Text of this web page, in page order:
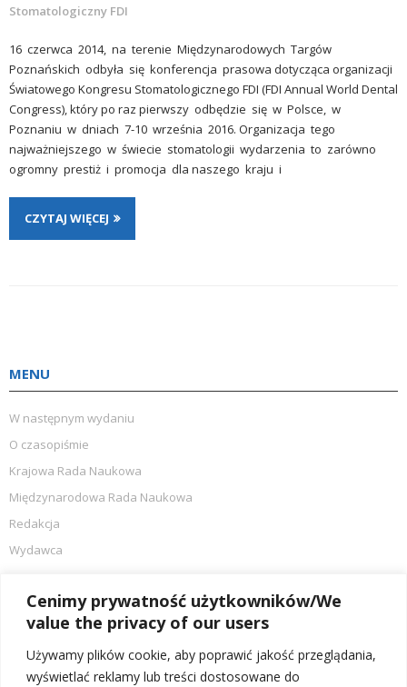
Cenimy prywatność użytkowników/We
value the privacy of our users
Używamy plików cookie, aby poprawić jakość przeglądania,
wyświetlać reklamy lub treści dostosowane do
Stomatologiczny FDI
16 czerwca 2014, na terenie Międzynarodowych Targów
Poznańskich odbyła się konferencja prasowa dotycząca organizacji
Światowego Kongresu Stomatologicznego FDI (FDI Annual World Dental
Congress), który po raz pierwszy odbędzie się w Polsce, w
Poznaniu w dniach 7-10 września 2016. Organizacja tego
najważniejszego w świecie stomatologii wydarzenia to zarówno
ogromny prestiż i promocja dla naszego kraju i
CZYTAJ WIĘCEJ
MENU
W następnym wydaniu
O czasopiśmie
Krajowa Rada Naukowa
Międzynarodowa Rada Naukowa
Redakcja
Wydawca
AKTUALNOŚCI
Srebrny Spinacz dla Targów w Krakowie!
IX Konferencja Naukowo-Szkoleniowa Stomatologii Dziecięcej